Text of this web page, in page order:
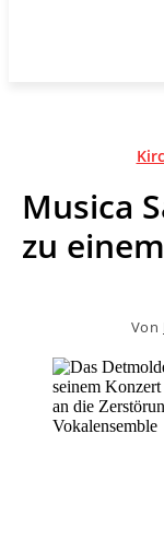
Musica
zu
Von